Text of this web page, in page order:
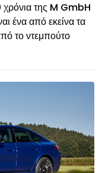
χρόνια της M GmbH
ένα από εκείνα τα
το ντεμπούτο